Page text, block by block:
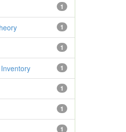
1
1
1
1
1
1
1